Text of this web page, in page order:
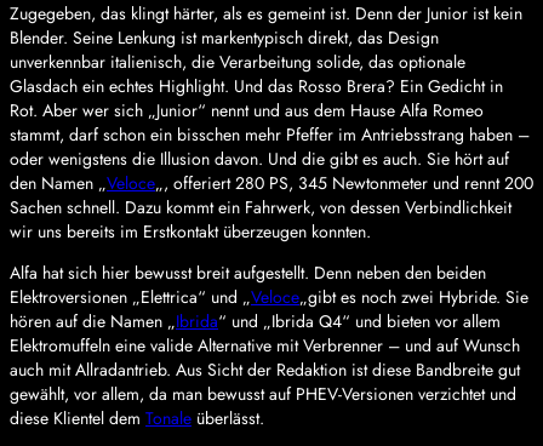
Zugegeben, das klingt härter, als es gemeint ist. Denn der Junior ist kein
Blender. Seine Lenkung ist markentypisch direkt, das Design
unverkennbar italienisch, die Verarbeitung solide, das optionale
Glasdach ein echtes Highlight. Und das Rosso Brera? Ein Gedicht in
Rot. Aber wer sich „Junior“ nennt und aus dem Hause Alfa Romeo
stammt, darf schon ein bisschen mehr Pfeffer im Antriebsstrang haben –
oder wenigstens die Illusion davon. Und die gibt es auch. Sie hört auf
den Namen „Veloce„, offeriert 280 PS, 345 Newtonmeter und rennt 200
Sachen schnell. Dazu kommt ein Fahrwerk, von dessen Verbindlichkeit
wir uns bereits im Erstkontakt überzeugen konnten.
Alfa hat sich hier bewusst breit aufgestellt. Denn neben den beiden
Elektroversionen „Elettrica“ und „Veloce„gibt es noch zwei Hybride. Sie
hören auf die Namen „Ibrida“ und „Ibrida Q4“ und bieten vor allem
Elektromuffeln eine valide Alternative mit Verbrenner – und auf Wunsch
auch mit Allradantrieb. Aus Sicht der Redaktion ist diese Bandbreite gut
gewählt, vor allem, da man bewusst auf PHEV-Versionen verzichtet und
diese Klientel dem Tonale überlässt.